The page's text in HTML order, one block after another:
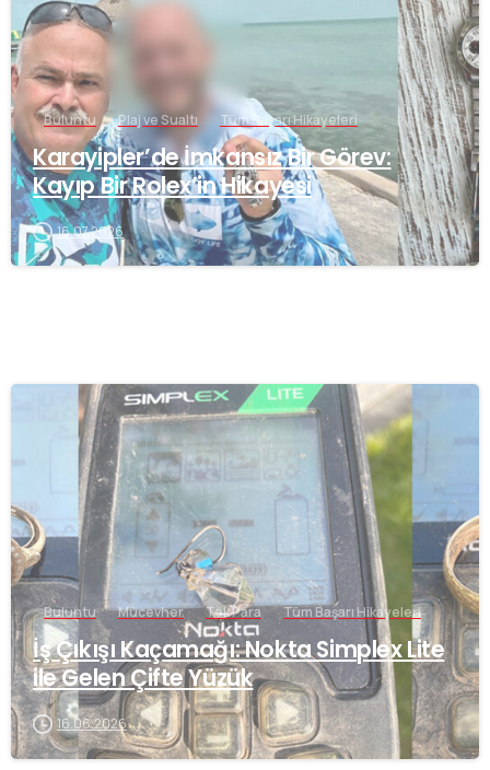
Buluntu Plaj ve Sualtı Tüm Başarı Hikayeleri
Karayipler’de İmkansız Bir Görev:
Kayıp Bir Rolex’in Hikayesi
16.07.2026
Buluntu Mücevher Tek Para Tüm Başarı Hikayeleri
İş Çıkışı Kaçamağı: Nokta Simplex Lite
ile Gelen Çifte Yüzük
16.06.2026